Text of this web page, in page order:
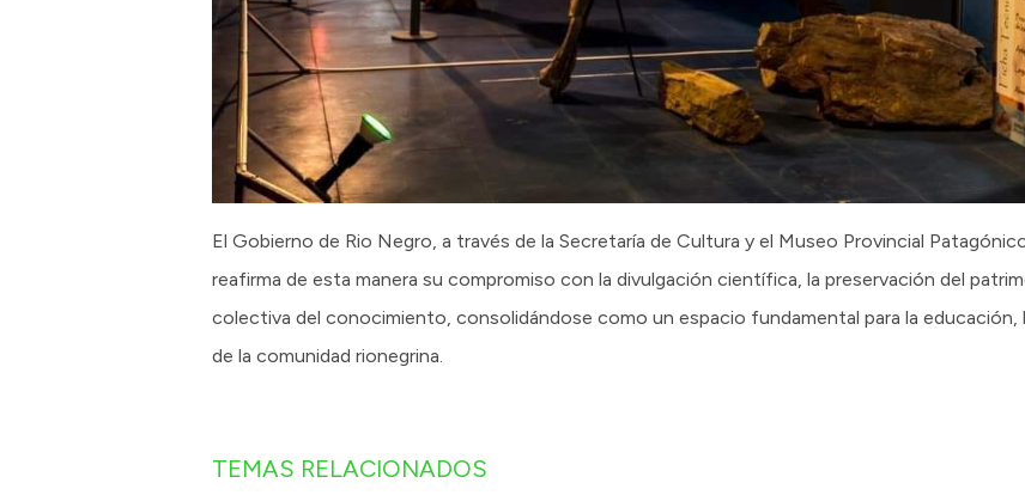
El Gobierno de Rio Negro, a través de la Secretaría de Cultura y el Museo Provincial
reafirma de esta manera su compromiso con la divulgación científica, la preservación del
colectiva del conocimiento, consolidándose como un espacio fundamental para la
de la comunidad rionegrina.
TEMAS RELACIONADOS